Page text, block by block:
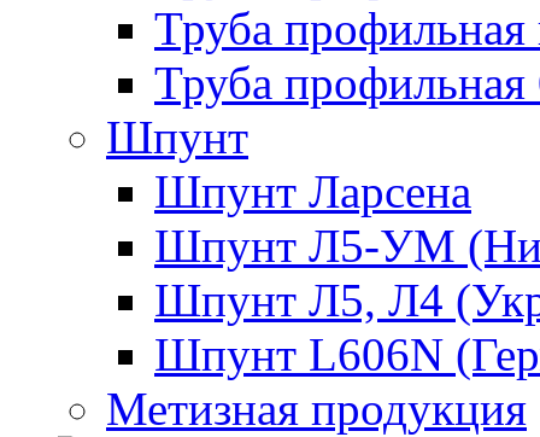
Труба профильная
Труба
Шпунт
Шпунт Ларсена
Шпунт Л5-УМ
Шпунт Л5, Л4
Шпунт L606N
Метизная продукция